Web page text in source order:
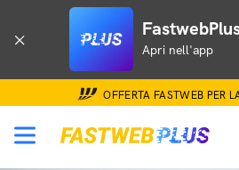
Apri nell'app
OFFERTA FASTWEB PER